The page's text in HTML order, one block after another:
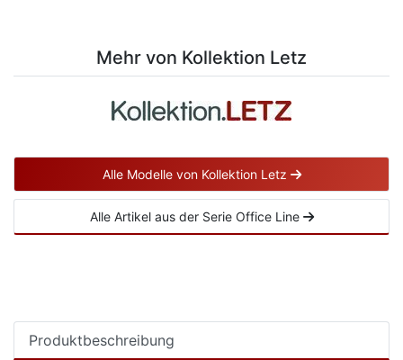
Mehr von Kollektion Letz
Alle Modelle von Kollektion Letz
Alle Artikel aus der Serie Office Line
Produktbeschreibung